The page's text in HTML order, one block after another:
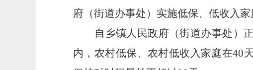
府（街道办事处）实施低保、低收入家
自乡镇人民政府（街道办事处）
内，农村低保、农村低收入家庭在40